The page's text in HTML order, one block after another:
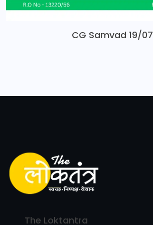
CG Samvad 19/07
The Loktantra